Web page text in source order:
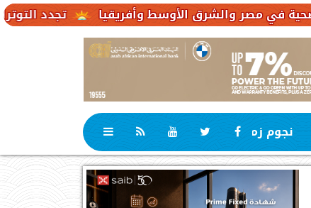
تجدد التوترات يخفض صادرات النفط
نجوم زمان رياضة